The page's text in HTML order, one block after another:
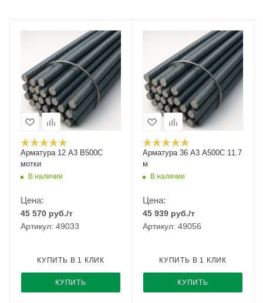
Арматура 12 А3 В500С
мотки
В наличии
Цена:
45 570 руб./т
Артикул: 49033
КУПИТЬ
КУПИТЬ В 1 КЛИК
Арматура 36 А3 А500С 11.7
м
В наличии
Цена:
45 939 руб./т
Артикул: 49056
КУПИТЬ
КУПИТЬ В 1 КЛИК